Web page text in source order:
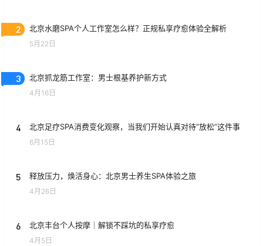
2 北京水磨SPA个人工作室怎么样？正规私享疗愈体验全解析
5月22日
3 北京抓龙筋工作室：男士根基养护新方式
4月16日
4 北京足疗SPA消费变化观察，当我们开始认真对待“放松”这件事
6月15日
5 释放压力，焕活身心：北京男士养生SPA体验之旅
4月26日
6 北京丰台个人按摩｜解锁不踩坑的私享疗愈
4月5日